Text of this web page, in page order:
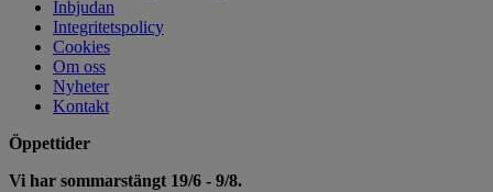
Inbjudan
Integritetspolicy
Cookies
Om oss
Nyheter
Kontakt
Öppettider
Vi har sommarstängt 19/6 - 9/8.